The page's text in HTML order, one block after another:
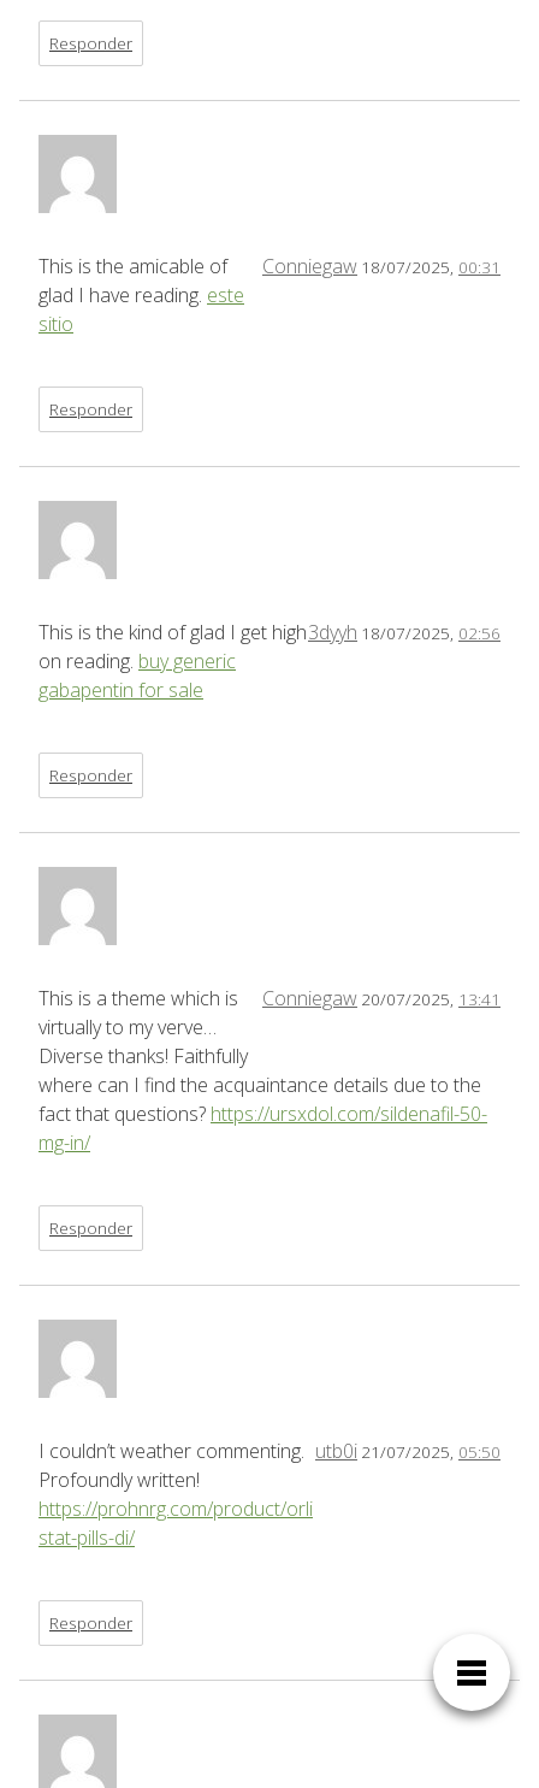
Responder
Conniegaw 18/07/2025, 00:31
This is the amicable of
glad I have reading. este
sitio
Responder
3dyyh 18/07/2025, 02:56
This is the kind of glad I get high
on reading. buy generic
gabapentin for sale
Responder
Conniegaw 20/07/2025, 13:41
This is a theme which is
virtually to my verve…
Diverse thanks! Faithfully
where can I find the acquaintance details due to the
fact that questions? https://ursxdol.com/sildenafil-50-
mg-in/
Responder
utb0i 21/07/2025, 05:50
I couldn’t weather commenting.
Profoundly written!
https://prohnrg.com/product/orli
stat-pills-di/
Responder